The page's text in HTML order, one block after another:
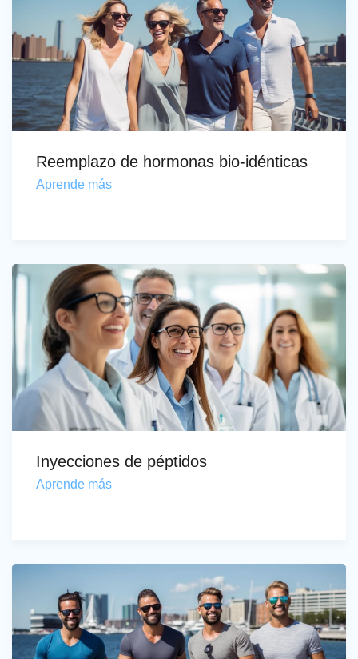
Reemplazo de hormonas bio-idénticas
Aprende más
Inyecciones de péptidos
Aprende más